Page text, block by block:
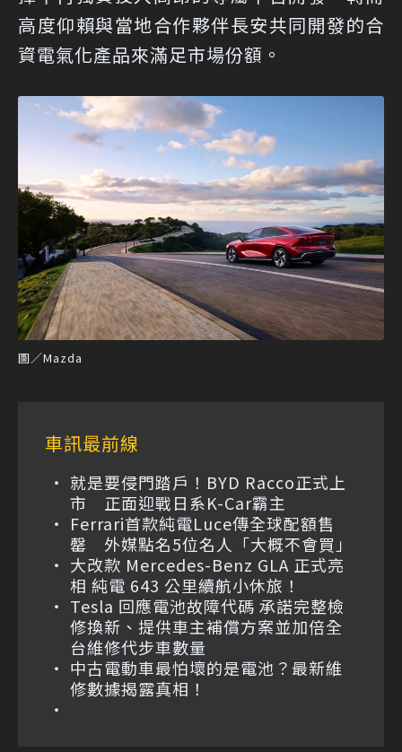
高度仰賴與當地合作夥伴長安共同開發的合
資電氣化產品來滿足市場份額。
圖／Mazda
車訊最前線
就是要侵門踏戶！BYD Racco正式上
市 正面迎戰日系K-Car霸主
Ferrari首款純電Luce傳全球配額售
罄 外媒點名5位名人「大概不會買」
大改款 Mercedes-Benz GLA 正式亮
相 純電 643 公里續航小休旅！
Tesla 回應電池故障代碼 承諾完整檢
修換新、提供車主補償方案並加倍全
台維修代步車數量
中古電動車最怕壞的是電池？最新維
修數據揭露真相！